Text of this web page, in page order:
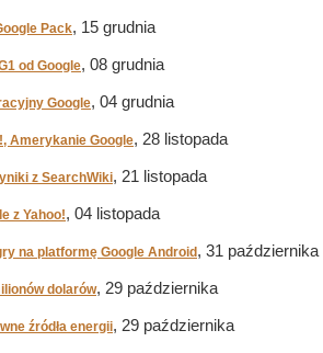
Pack, 15 grudnia
od Google, 08 grudnia
Google, 04 grudnia
Amerykanie Google, 28 listopada
z SearchWiki, 21 listopada
z Yahoo!, 04 listopada
na platformę Google Android , 31 października
dolarów, 29 października
źródła energii, 29 października